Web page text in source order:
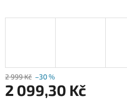
2 999 Kč –30 %
2 099,30 Kč